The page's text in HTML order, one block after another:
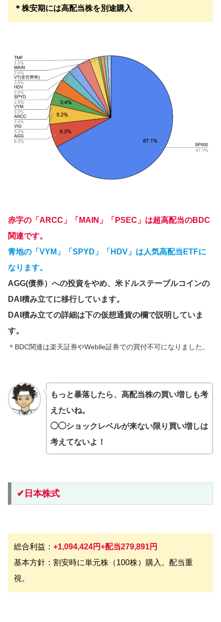
＊株安期には高配当株を別途購入
赤字の「ARCC」「MAIN」「PSEC」は超高配当のBDC
関連です。
青地の「VYM」「SPYD」「HDV」は人気高配当ETFに
なります。
AGG(債券）への投資をやめ、米ドルステーブルコインの
DAI積み立てに移行しています。
DAI積み立ての詳細は下の仮想通貨の欄で説明していま
す。
＊BDC関連は楽天証券やWeblle証券での買付不可になりました。
もっと暴落したら、高配当株の買い増しも考
えたいね。
◯◯ショックレベルが来ない限り買い増しは
考えてないよ！
✔︎日本株式
総合利益： +1,094,424円+配当279,891円
基本方針：割安時に単元株（100株）購入。配当重
視。